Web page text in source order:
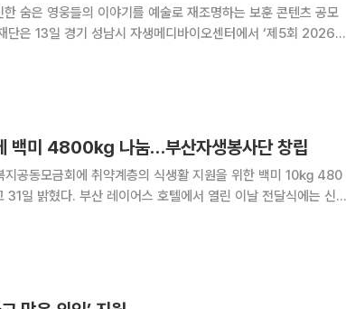
숨은 영웅들의 이야기를 예술로 재조명하는 보훈 콘텐츠 공모
인사들이 참석해 수상자들을 격려했다
백미 4800㎏ 나눔…부산자생봉사단 창립
지공동모금회에 취약계층의 식생활 지원을 위한 백미 10㎏ 480
열린 이날 전달식에는 신민
무처장 등 각 기관의 주요 관계자들이